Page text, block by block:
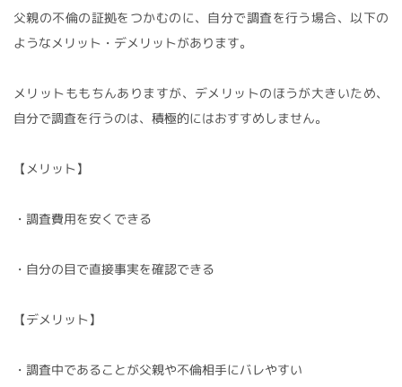
父親の不倫の証拠をつかむのに、自分で調査を行う場合、以下の
ようなメリット・デメリットがあります。
メリットももちんありますが、デメリットのほうが大きいため、
自分で調査を行うのは、積極的にはおすすめしません。
【メリット】
・調査費用を安くできる
・自分の目で直接事実を確認できる
【デメリット】
・調査中であることが父親や不倫相手にバレやすい